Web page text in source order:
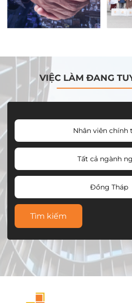
VIỆC LÀM ĐANG
Nhân viên chính
Tất cả ngành
Đồng Tháp
Tìm kiếm